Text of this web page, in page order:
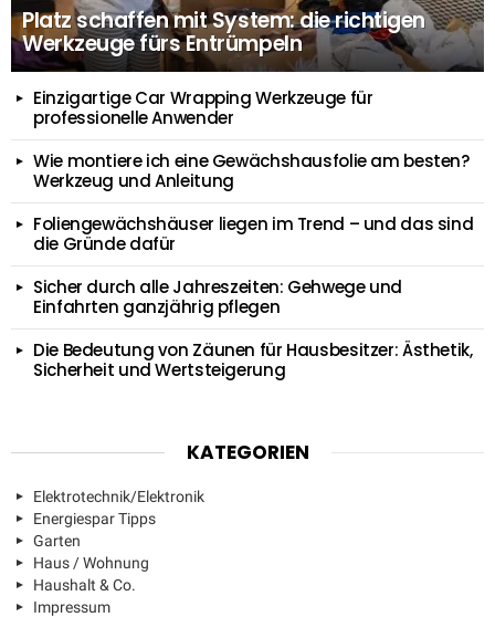
Platz schaffen mit System: die richtigen
Werkzeuge fürs Entrümpeln
Einzigartige Car Wrapping Werkzeuge für
professionelle Anwender
Wie montiere ich eine Gewächshausfolie am besten?
Werkzeug und Anleitung
Foliengewächshäuser liegen im Trend – und das sind
die Gründe dafür
Sicher durch alle Jahreszeiten: Gehwege und
Einfahrten ganzjährig pflegen
Die Bedeutung von Zäunen für Hausbesitzer: Ästhetik,
Sicherheit und Wertsteigerung
KATEGORIEN
Elektrotechnik/Elektronik
Energiespar Tipps
Garten
Haus / Wohnung
Haushalt & Co.
Impressum